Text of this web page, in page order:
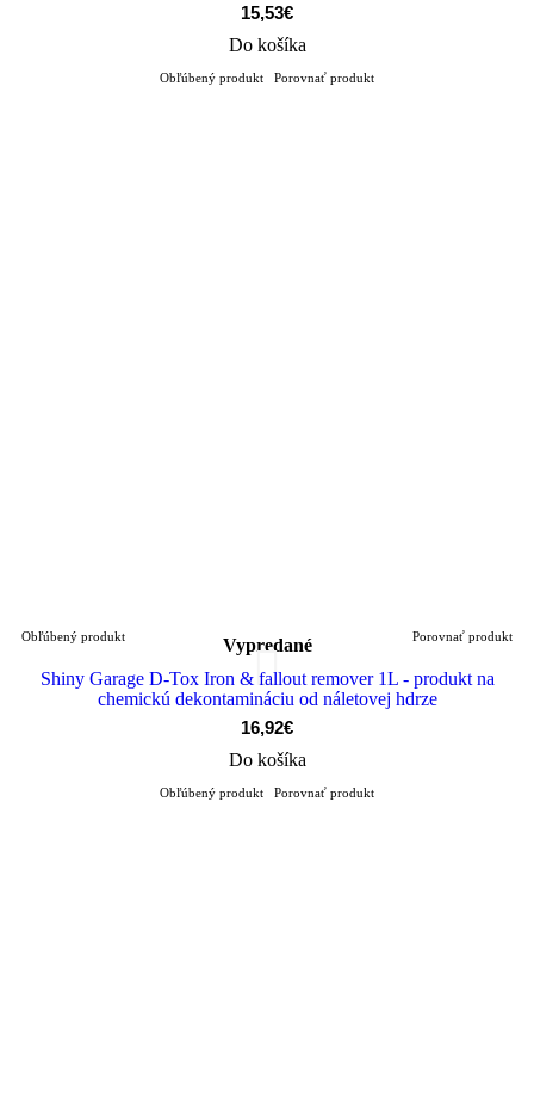
15,53€
Do košíka
Obľúbený produkt Porovnať produkt
Vypredané
Obľúbený produkt Porovnať produkt
Shiny Garage D-Tox Iron & fallout remover 1L - produkt na
chemickú dekontamináciu od náletovej hdrze
16,92€
Do košíka
Obľúbený produkt Porovnať produkt